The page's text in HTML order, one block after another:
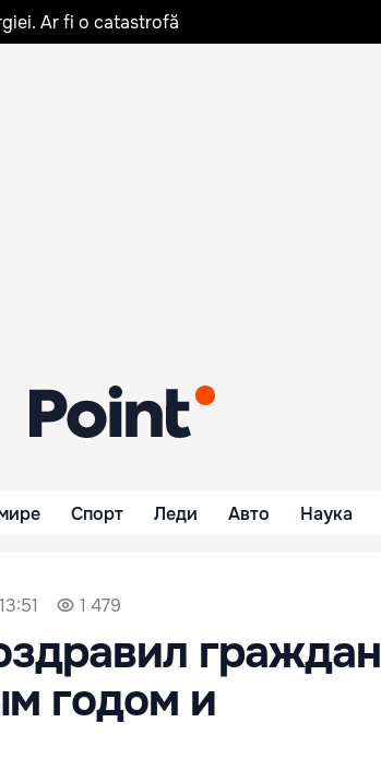
Ar fi o catastrofă
Спорт Леди Авто Наука
1 479
граждан
годом и